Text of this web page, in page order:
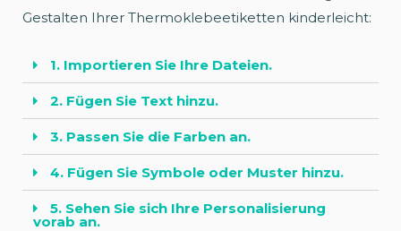
Gestalten Ihrer Thermoklebeetiketten kinderleicht:
1. Importieren Sie Ihre Dateien.
2. Fügen Sie Text hinzu.
3. Passen Sie die Farben an.
4. Fügen Sie Symbole oder Muster hinzu.
5. Sehen Sie sich Ihre Personalisierung
vorab an.